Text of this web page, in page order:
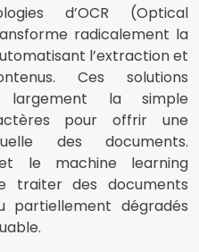
d’OCR (Optical
radicalement la
l’extraction et
Ces solutions
largement la simple
pour offrir une
des documents.
et le machine learning
traiter des documents
partiellement dégradés